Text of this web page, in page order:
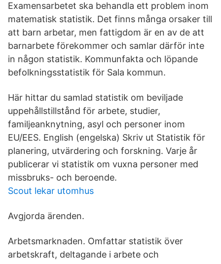
Examensarbetet ska behandla ett problem inom
matematisk statistik. Det finns många orsaker till
att barn arbetar, men fattigdom är en av de att
barnarbete förekommer och samlar därför inte
in någon statistik. Kommunfakta och löpande
befolkningsstatistik för Sala kommun.
Här hittar du samlad statistik om beviljade
uppehållstillstånd för arbete, studier,
familjeanknytning, asyl och personer inom
EU/EES. English (engelska) Skriv ut Statistik för
planering, utvärdering och forskning. Varje år
publicerar vi statistik om vuxna personer med
missbruks- och beroende.
Scout lekar utomhus
Avgjorda ärenden.
Arbetsmarknaden. Omfattar statistik över
arbetskraft, deltagande i arbete och